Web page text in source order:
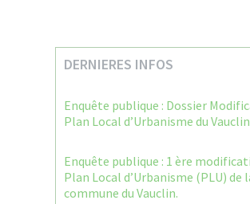
DERNIERES INFOS
Enquête publique : Dossier
Plan Local d’Urbanisme du Vauclin
Enquête publique : 1 ère
Plan Local d’Urbanisme (PLU) de
commune du Vauclin.